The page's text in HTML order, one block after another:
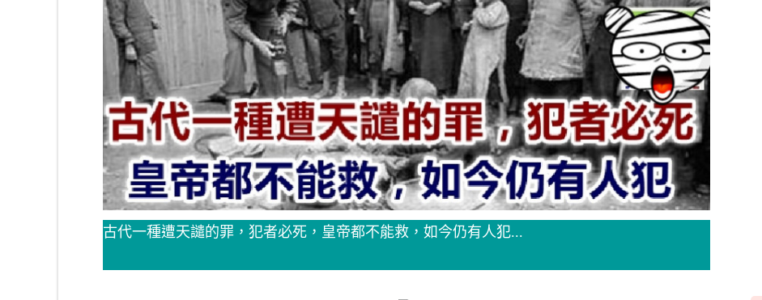
古代一種遭天譴的罪，犯者必死，皇帝都不能救，如今仍有人犯...